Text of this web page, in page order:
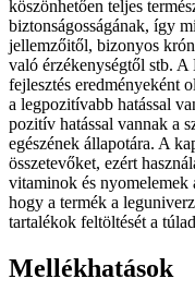
köszönhetően teljes
biztonságosságának, így
jellemzőitől, bizonyos
való érzékenységtől stb. A
fejlesztés eredményeként
a legpozitívabb hatással
pozitív hatással vannak a
egészének állapotára. A
összetevőket, ezért
vitaminok és
hogy a termék a
tartalékok feltöltését a
Mellékhatások